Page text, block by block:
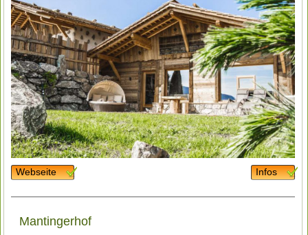
Webseite Infos
Mantingerhof